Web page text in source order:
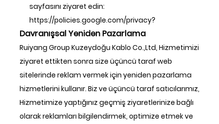
sayfasını ziyaret edin:
https://policies.google.com/privacy?
Davranışsal Yeniden Pazarlama
Ruiyang Group Kuzeydoğu Kablo Co.,Ltd, Hizmetimizi
ziyaret ettikten sonra size üçüncü taraf web
sitelerinde reklam vermek için yeniden pazarlama
hizmetlerini kullanır. Biz ve üçüncü taraf satıcılarımız,
Hizmetimize yaptığınız geçmiş ziyaretlerinize bağlı
olarak reklamları bilgilendirmek, optimize etmek ve